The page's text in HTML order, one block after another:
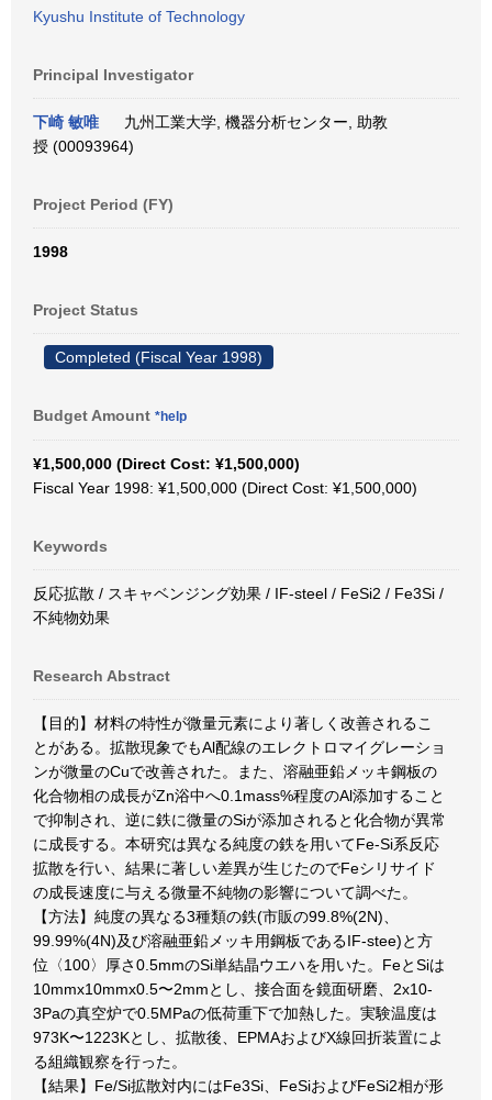
Kyushu Institute of Technology
Principal Investigator
下崎 敏唯
九州工業大学, 機器分析センター, 助教
授 (00093964)
Project Period (FY)
1998
Project Status
Completed (Fiscal Year 1998)
Budget Amount *help
¥1,500,000 (Direct Cost: ¥1,500,000)
Fiscal Year 1998: ¥1,500,000 (Direct Cost: ¥1,500,000)
Keywords
反応拡散 / スキャベンジング効果 / IF-steel / FeSi2 / Fe3Si /
不純物効果
Research Abstract
【目的】材料の特性が微量元素により著しく改善されるこ
とがある。拡散現象でもAl配線のエレクトロマイグレーショ
ンが微量のCuで改善された。また、溶融亜鉛メッキ鋼板の
化合物相の成長がZn浴中へ0.1mass%程度のAl添加すること
で抑制され、逆に鉄に微量のSiが添加されると化合物が異常
に成長する。本研究は異なる純度の鉄を用いてFe-Si系反応
拡散を行い、結果に著しい差異が生じたのでFeシリサイド
の成長速度に与える微量不純物の影響について調べた。
【方法】純度の異なる3種類の鉄(市販の99.8%(2N)、
99.99%(4N)及び溶融亜鉛メッキ用鋼板であるIF-stee)と方
位〈100〉厚さ0.5mmのSi単結晶ウエハを用いた。FeとSiは
10mmx10mmx0.5〜2mmとし、接合面を鏡面研磨、2x10-
3Paの真空炉で0.5MPaの低荷重下で加熱した。実験温度は
973K〜1223Kとし、拡散後、EPMAおよびX線回折装置によ
る組織観察を行った。
【結果】Fe/Si拡散対内にはFe3Si、FeSiおよびFeSi2相が形